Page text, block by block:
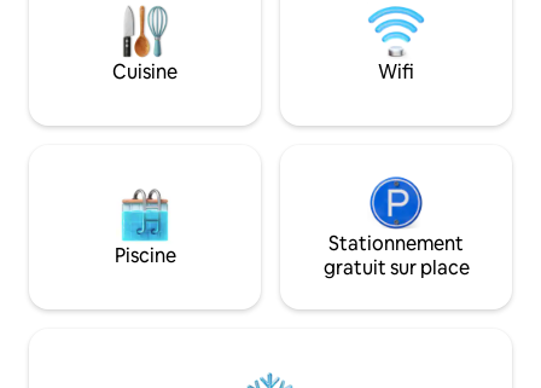
partout. Entrée indépendante, parking
privé dans le jardin. Très proche de la
mer, des voies de communication et des
merveilles de la Toscane.
côté de la zone
chaises longues,
Cuisine Wifi
Piscine
Stationnement
gratuit sur place